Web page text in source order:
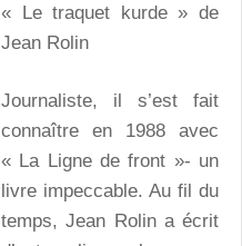
« Le traquet kurde » de
Jean Rolin
Journaliste, il s’est fait
connaître en 1988 avec
« La Ligne de front »- un
livre impeccable. Au fil du
temps, Jean Rolin a écrit